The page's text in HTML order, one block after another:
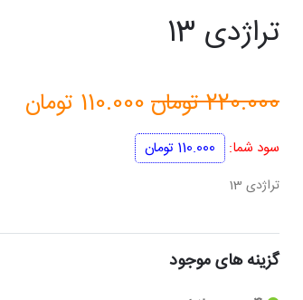
تراژدی 13
220.000تومانقیمت
اصلی
110.000 تومان
سود شما: 110.000 تومان
تراژدی 13
گزینه های موجود